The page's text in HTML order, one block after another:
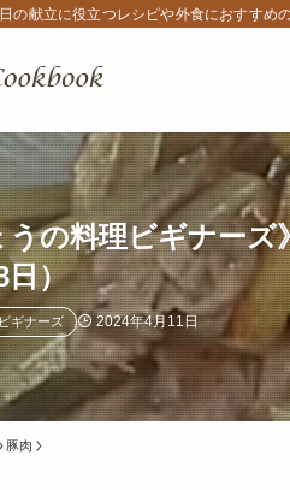
の献立に役立つレシピや外食におすすめ
うの料理ビギナーズ
日）
ギナーズ 2024年4月11日
豚肉